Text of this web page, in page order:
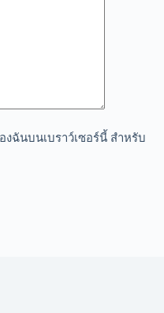
ฉันบนเบราว์เซอร์นี้ สำหรับ